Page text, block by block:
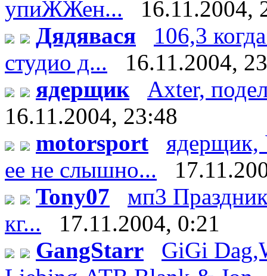
упиЖЖен...
16.11.2004,
Дядявася
106,3
студио д...
16.11.2004,
ядерщик
Axter,
16.11.2004, 23:48
motorsport
ядерщик,
ее не слышно...
Tony07
мп3
кг...
17.11.2004, 0:21
GangStarr
GiGi